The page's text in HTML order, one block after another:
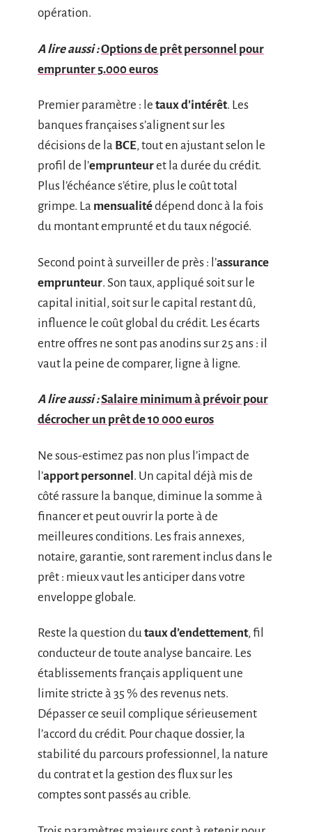
opération.
A lire aussi :Options de prêt personnel pour
emprunter 5.000 euros
Premier paramètre : le taux d’intérêt. Les
banques françaises s’alignent sur les
décisions de la BCE, tout en ajustant selon le
profil de l’emprunteuret la durée du crédit.
Plus l’échéance s’étire, plus le coût total
grimpe. La mensualitédépend donc à la fois
du montant emprunté et du taux négocié.
Second point à surveiller de près : l’assurance
emprunteur. Son taux, appliqué soit sur le
capital initial, soit sur le capital restant dû,
influence le coût global du crédit. Les écarts
entre offres ne sont pas anodins sur 25 ans : il
vaut la peine de comparer, ligne à ligne.
A lire aussi :Salaire minimum à prévoir pour
décrocher un prêt de 10 000 euros
Ne sous-estimez pas non plus l’impact de
l’apport personnel. Un capital déjà mis de
côté rassure la banque, diminue la somme à
financer et peut ouvrir la porte à de
meilleures conditions. Les frais annexes,
notaire, garantie, sont rarement inclus dans le
prêt : mieux vaut les anticiper dans votre
enveloppe globale.
Reste la question dutaux d’endettement, fil
conducteur de toute analyse bancaire. Les
établissements français appliquent une
limite stricte à 35 % des revenus nets.
Dépasser ce seuil complique sérieusement
l’accord du crédit. Pour chaque dossier, la
stabilité du parcours professionnel, la nature
du contrat et la gestion des flux sur les
comptes sont passés au crible.